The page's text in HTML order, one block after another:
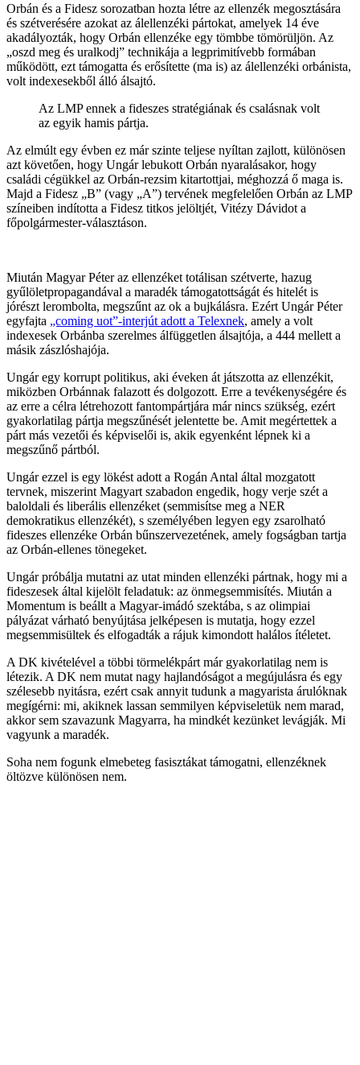
Orbán és a Fidesz sorozatban hozta létre az ellenzék megosztására
és szétverésére azokat az álellenzéki pártokat, amelyek 14 éve
akadályozták, hogy Orbán ellenzéke egy tömbbe tömörüljön. Az
„oszd meg és uralkodj” technikája a legprimitívebb formában
működött, ezt támogatta és erősítette (ma is) az álellenzéki orbánista,
volt indexesekből álló álsajtó.
Az LMP ennek a fideszes stratégiának és csalásnak volt
az egyik hamis pártja.
Az elmúlt egy évben ez már szinte teljese nyíltan zajlott, különösen
azt követően, hogy Ungár lebukott Orbán nyaralásakor, hogy
családi cégükkel az Orbán-rezsim kitartottjai, méghozzá ő maga is.
Majd a Fidesz „B” (vagy „A”) tervének megfelelően Orbán az LMP
színeiben indította a Fidesz titkos jelöltjét, Vitézy Dávidot a
főpolgármester-választáson.
Miután Magyar Péter az ellenzéket totálisan szétverte, hazug
gyűlöletpropagandával a maradék támogatottságát és hitelét is
jórészt lerombolta, megszűnt az ok a bujkálásra. Ezért Ungár Péter
egyfajta „coming uot”-interjút adott a Telexnek, amely a volt
indexesek Orbánba szerelmes álfüggetlen álsajtója, a 444 mellett a
másik zászlóshajója.
Ungár egy korrupt politikus, aki éveken át játszotta az ellenzékit,
miközben Orbánnak falazott és dolgozott. Erre a tevékenységére és
az erre a célra létrehozott fantompártjára már nincs szükség, ezért
gyakorlatilag pártja megszűnését jelentette be. Amit megértettek a
párt más vezetői és képviselői is, akik egyenként lépnek ki a
megszűnő pártból.
Ungár ezzel is egy lökést adott a Rogán Antal által mozgatott
tervnek, miszerint Magyart szabadon engedik, hogy verje szét a
baloldali és liberális ellenzéket (semmisítse meg a NER
demokratikus ellenzékét), s személyében legyen egy zsarolható
fideszes ellenzéke Orbán bűnszervezetének, amely fogságban tartja
az Orbán-ellenes tönegeket.
Ungár próbálja mutatni az utat minden ellenzéki pártnak, hogy mi a
fideszesek által kijelölt feladatuk: az önmegsemmisítés. Miután a
Momentum is beállt a Magyar-imádó szektába, s az olimpiai
pályázat várható benyújtása jelképesen is mutatja, hogy ezzel
megsemmisültek és elfogadták a rájuk kimondott halálos ítéletet.
A DK kivételével a többi törmelékpárt már gyakorlatilag nem is
létezik. A DK nem mutat nagy hajlandóságot a megújulásra és egy
szélesebb nyitásra, ezért csak annyit tudunk a magyarista árulóknak
megígérni: mi, akiknek lassan semmilyen képviseletük nem marad,
akkor sem szavazunk Magyarra, ha mindkét kezünket levágják. Mi
vagyunk a maradék.
Soha nem fogunk elmebeteg fasisztákat támogatni, ellenzéknek
öltözve különösen nem.